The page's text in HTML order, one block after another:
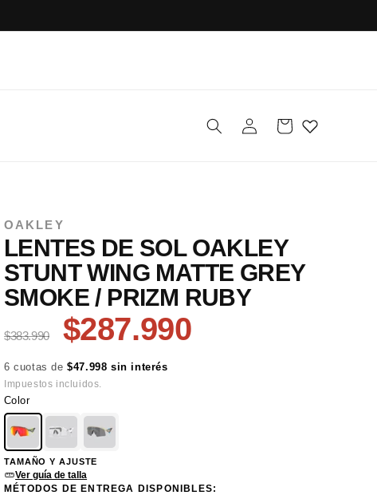
sesión
Carrito
OAKLEY
LENTES DE SOL OAKLEY
STUNT WING MATTE GREY
SMOKE / PRIZM RUBY
$383.990 $287.990
6 cuotas de$47.998 sin interés
Impuestos incluidos.
Color
TAMAÑO Y AJUSTE
Ver guía de talla
MÉTODOS DE ENTREGA DISPONIBLES: